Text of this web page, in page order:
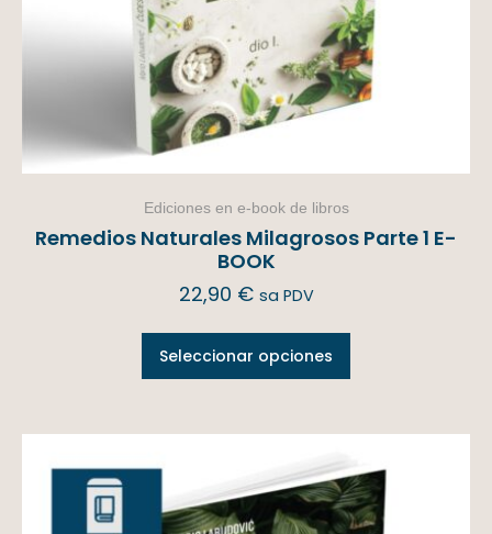
Ediciones en e-book de libros
Remedios Naturales Milagrosos Parte 1 E-
BOOK
22,90 € sa PDV
Seleccionar opciones